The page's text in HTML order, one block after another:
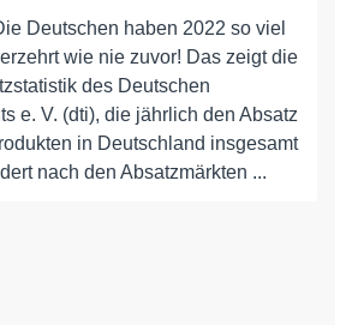
Deutschen haben 2022 so viel
wie nie zuvor! Das zeigt die
des Deutschen
e. V. (dti), die jährlich den Absatz
in Deutschland insgesamt
nach den Absatzmärkten ...